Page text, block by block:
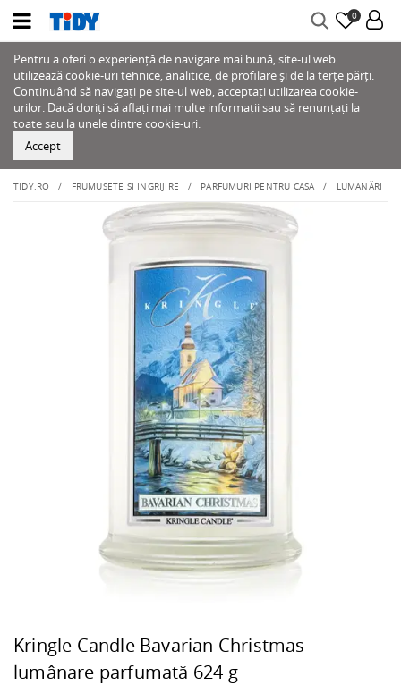
0
Pentru a oferi o experiență de navigare mai bună, site-ul web
utilizează cookie-uri tehnice, analitice, de profilare și de la terțe părți.
Continuând să navigați pe site-ul web, acceptați utilizarea cookie-
urilor. Dacă doriți să aflați mai multe informații sau să renunțați la
toate sau la unele dintre cookie-uri.
Accept
TIDY.RO FRUMUSETE SI INGRIJIRE PARFUMURI PENTRU CASA LUMÂNĂRI
Kringle Candle Bavarian Christmas
lumânare parfumată 624 g